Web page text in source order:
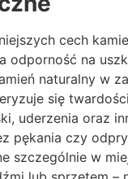
cech
odporność na
naturalny w
się
uderzenia oraz
pękania czy
szczególnie w